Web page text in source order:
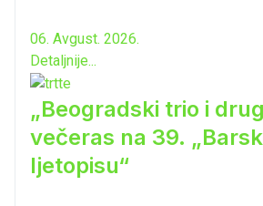
06. Avgust. 2026.
Detaljnije...
„Beogradski trio i
večeras na 39.
ljetopisu“